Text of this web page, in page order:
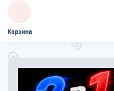
Корзина